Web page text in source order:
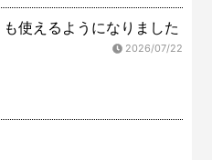
使えるようになりました
2026/07/22